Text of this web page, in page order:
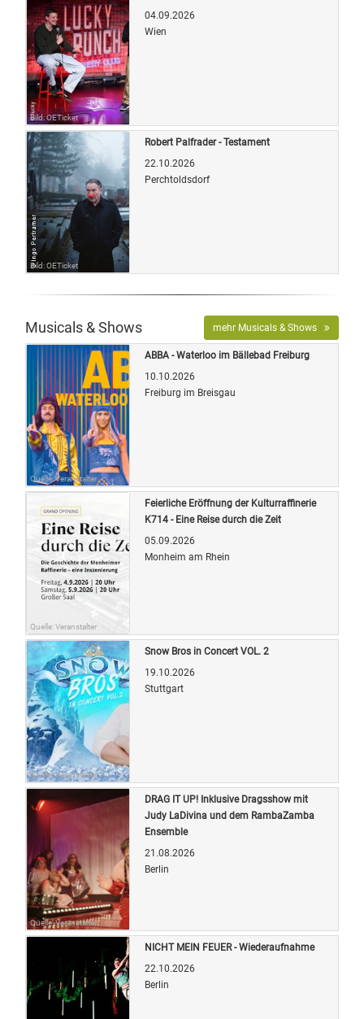
Bild: OETicket
04.09.2026
Wien
Bild: OETicket
Robert Palfrader - Testament
22.10.2026
Perchtoldsdorf
Musicals & Shows mehr Musicals & Shows
Quelle: Veranstalter
ABBA - Waterloo im Bällebad Freiburg
10.10.2026
Freiburg im Breisgau
Quelle: Veranstalter
Feierliche Eröffnung der Kulturraffinerie
K714 - Eine Reise durch die Zeit
05.09.2026
Monheim am Rhein
Quelle: Veranstalter
Snow Bros in Concert VOL. 2
19.10.2026
Stuttgart
Quelle: Veranstalter
DRAG IT UP! Inklusive Dragsshow mit
Judy LaDivina und dem RambaZamba
Ensemble
21.08.2026
Berlin
NICHT MEIN FEUER - Wiederaufnahme
22.10.2026
Berlin